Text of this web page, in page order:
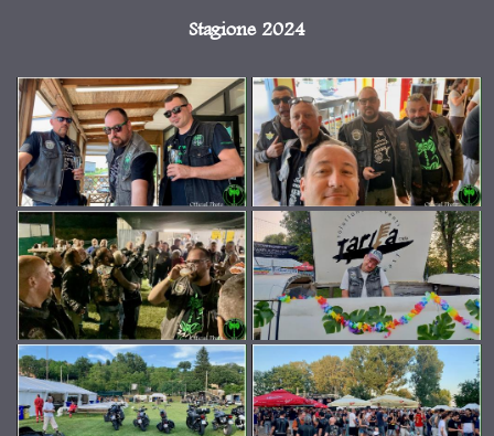
Stagione 2024